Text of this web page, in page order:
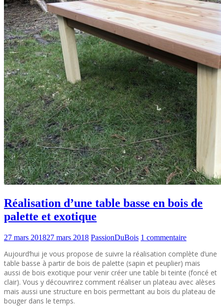
Réalisation d’une table basse en bois de
palette et exotique
27 mars 201827 mars 2018 PassionDuBois 1 commentaire
Aujourd’hui je vous propose de suivre la réalisation complète d’une
table basse à partir de bois de palette (sapin et peuplier) mais
aussi de bois exotique pour venir créer une table bi teinte (foncé et
clair). Vous y découvrirez comment réaliser un plateau avec alèses
mais aussi une structure en bois permettant au bois du plateau de
bouger dans le temps.